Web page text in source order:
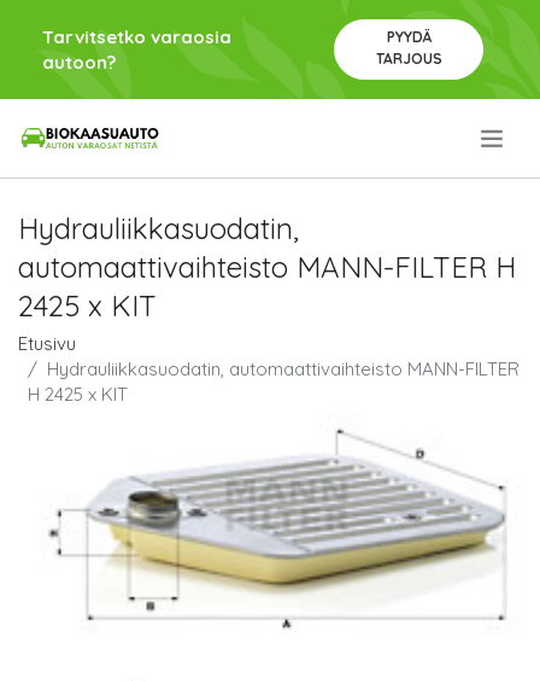
Tarvitsetko varaosia
autoon?
PYYDÄ
TARJOUS
Hydrauliikkasuodatin,
automaattivaihteisto MANN-FILTER H
2425 x KIT
Etusivu
Hydrauliikkasuodatin, automaattivaihteisto MANN-FILTER
H 2425 x KIT